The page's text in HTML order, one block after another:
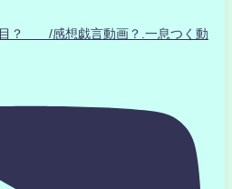
目？ /感想戯言動画？.一息つく動